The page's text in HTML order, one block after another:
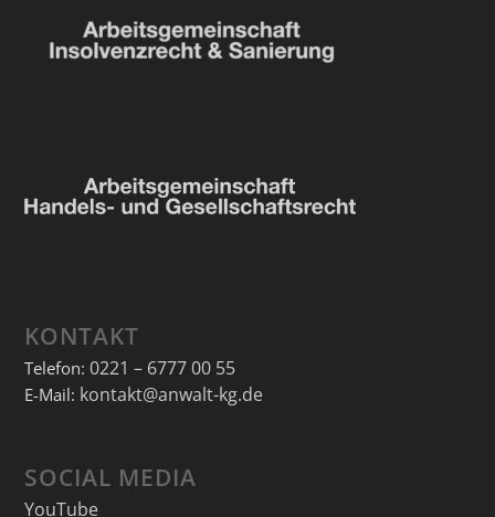
KONTAKT
Telefon: 0221 – 6777 00 55
E-Mail: kontakt@anwalt-kg.de
SOCIAL MEDIA
YouTube